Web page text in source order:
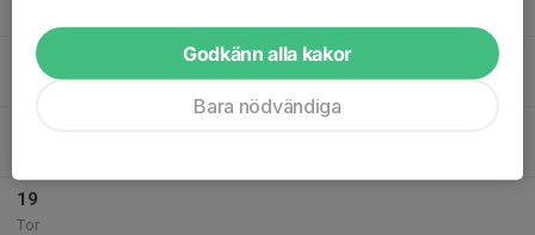
17
19
Tor
Godkänn alla kakor
Bara nödvändiga